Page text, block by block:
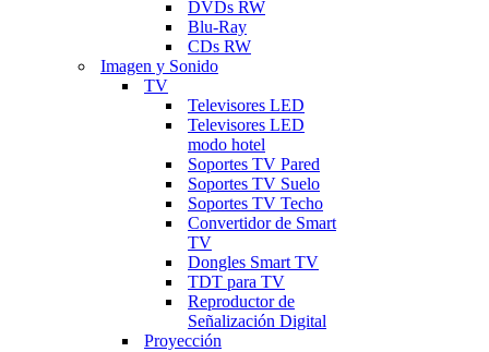
DVDs RW
Blu-Ray
CDs RW
Imagen y Sonido
TV
Televisores LED
Televisores LED
modo hotel
Soportes TV Pared
Soportes TV Suelo
Soportes TV Techo
Convertidor de Smart
TV
Dongles Smart TV
TDT para TV
Reproductor de
Señalización Digital
Proyección